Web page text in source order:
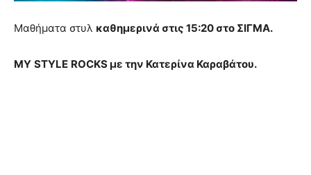
Μαθήματα στυλ καθημερινά στις 15:20 στο ΣΙΓΜΑ.
MY STYLE ROCKSμε την Κατερίνα Καραβάτου.